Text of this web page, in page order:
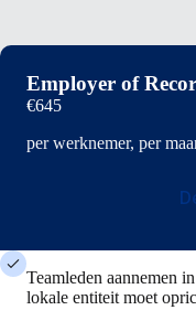
Employer of
€645
per werknemer, per
Teamleden aannemen
lokale entiteit moet